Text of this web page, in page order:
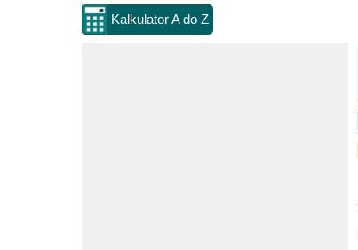
Kalkulator A do Z